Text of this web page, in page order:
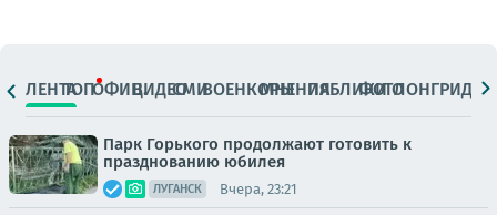
ЛЕНТАТОПОФИЦ.ВИДЕОСМИВОЕНКОРЫМНЕНИЯПАБЛИКИ
ФОТОЛОНГРИДЫ
Парк Горького продолжают готовить к
празднованию юбилея
ЛУГАНСК Вчера, 23:21